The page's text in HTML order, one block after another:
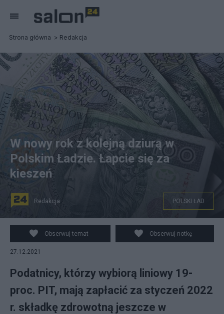
Strona główna Redakcja
Podatnicy, którzy wybiorą liniowy 19-proc. PIT, mają
zapłacić za styczeń 2022 r. składkę zdrowotną jeszcze
w wysokości 9 proc. Jest jeden problem.
W nowy rok z kolejną dziurą w
Polskim Ładzie. Łapcie się za
kieszeń
Redakcja POLSKI ŁAD
Obserwuj temat Obserwuj notkę
27.12.2021
Podatnicy, którzy wybiorą liniowy 19-
proc. PIT, mają zapłacić za styczeń 2022
r. składkę zdrowotną jeszcze w